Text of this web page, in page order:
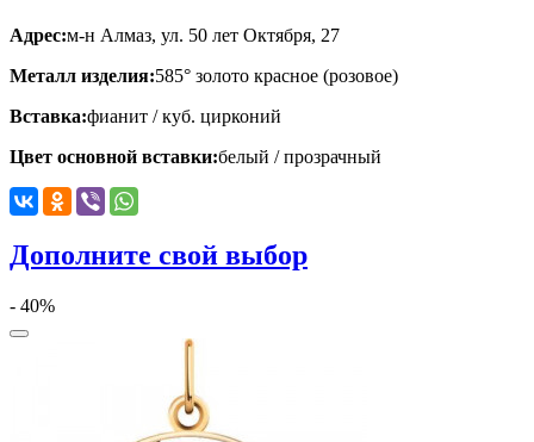
Адрес:м-н Алмаз, ул. 50 лет Октября, 27
Металл изделия:585° золото красное (розовое)
Вставка:фианит / куб. цирконий
Цвет основной вставки:белый / прозрачный
Дополните свой выбор
- 40%